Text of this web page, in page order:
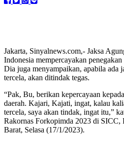
Jakarta, Sinyalnews.com,- Jaksa
Indonesia mempercayakan
Dia juga menyampaikan, apabila ada
tercela, akan ditindak tegas.
“Pak, Bu, berikan kepercayaan
daerah. Kajari, Kajati, ingat, kalau
tercela, saya akan tindak, ingat itu,”
Rakornas Forkopimda 2023 di SICC,
Barat, Selasa (17/1/2023).